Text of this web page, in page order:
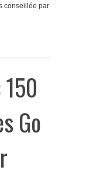
conseillée par
Go